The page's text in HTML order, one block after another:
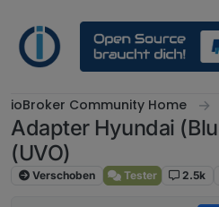
ioBroker Community Home
Adapter Hyundai
(UVO)
Verschoben Tester 2.5k